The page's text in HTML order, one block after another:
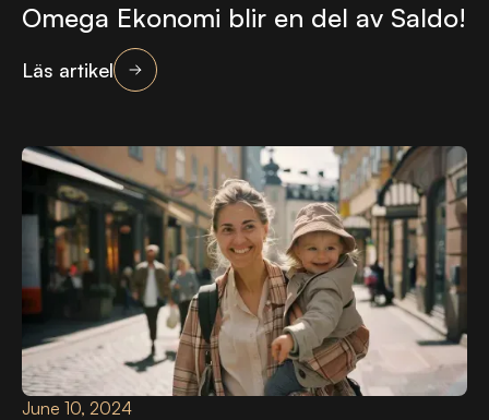
Omega Ekonomi blir en del av Saldo!
Läs artikel
June 10, 2024